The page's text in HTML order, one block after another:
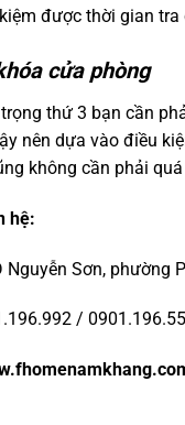
được thời gian tra
cửa phòng
thứ 3 bạn cần
nên dựa vào điều
không cần phải
hệ:
Nguyễn Sơn, phường
/